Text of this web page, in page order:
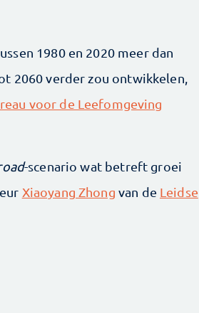
1980 en 2020 meer dan
2060 verder zou ontwikkelen,
voor de Leefomgeving
-scenario wat betreft groei
Xiaoyang Zhong van de Leidse